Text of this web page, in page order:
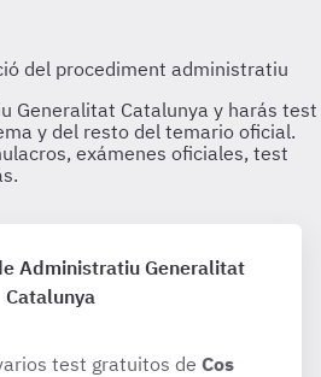
Administratiu Generalitat
Catalunya
test gratuitos de Cos